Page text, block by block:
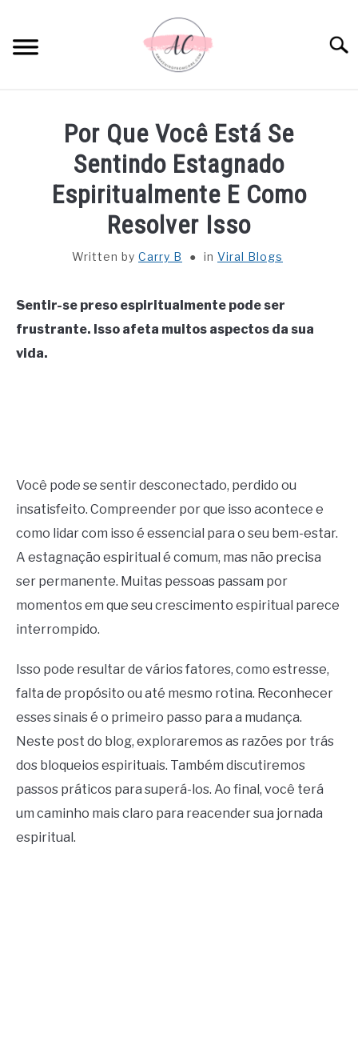
content
SPIRITUAL MEANINGS
DREAM MEANINGS
DECOR AND THANKSGIVING IDEAS
Por Que Você Está Se
Sentindo Estagnado
Espiritualmente E Como
Resolver Isso
Written by Carry B in Viral Blogs
Sentir-se preso espiritualmente pode ser
frustrante. Isso afeta muitos aspectos da sua
vida.
Você pode se sentir desconectado, perdido ou
insatisfeito. Compreender por que isso acontece e
como lidar com isso é essencial para o seu bem-estar.
A estagnação espiritual é comum, mas não precisa
ser permanente. Muitas pessoas passam por
momentos em que seu crescimento espiritual parece
interrompido.
Isso pode resultar de vários fatores, como estresse,
falta de propósito ou até mesmo rotina. Reconhecer
esses sinais é o primeiro passo para a mudança.
Neste post do blog, exploraremos as razões por trás
dos bloqueios espirituais. Também discutiremos
passos práticos para superá-los. Ao final, você terá
um caminho mais claro para reacender sua jornada
espiritual.